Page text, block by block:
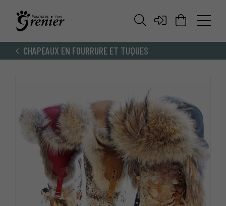
CHAPEAUX EN FOURRURE ET TUQUES